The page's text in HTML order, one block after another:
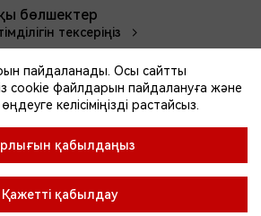
бөлшектер
тексеріңіз
Байланыстар
қолдау
орталыққа келу ережелері
Құпиялылық саясаты
пайдаланады. Осы сайтты
cookie файлдарын пайдалануға және
келісіміңізді растайсыз.
қабылдаңыз
Қажетті қабылдау